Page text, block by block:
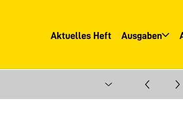
Aktuelles Heft Ausgaben